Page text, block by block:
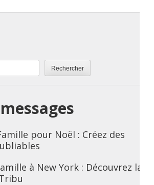
Rechercher
pour Noël : Créez des
à New York : Découvrez la